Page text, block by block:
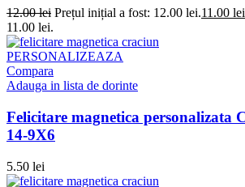
12.00lei Prețul inițial a fost: 12.00 lei.11.00 lei
11.00 lei.
PERSONALIZEAZA
Compara
Adauga in lista de dorinte
Felicitare magnetica personalizata
14-9X6
5.50 lei